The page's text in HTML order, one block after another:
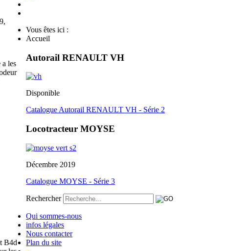
les
B4d
Vous êtes ici :
Accueil
Autorail RENAULT VH
Disponible
Catalogue Autorail RENAULT VH - Série 2
Locotracteur MOYSE
Décembre 2019
Catalogue MOYSE - Série 3
Rechercher
Qui sommes-nous
infos légales
Nous contacter
Plan du site